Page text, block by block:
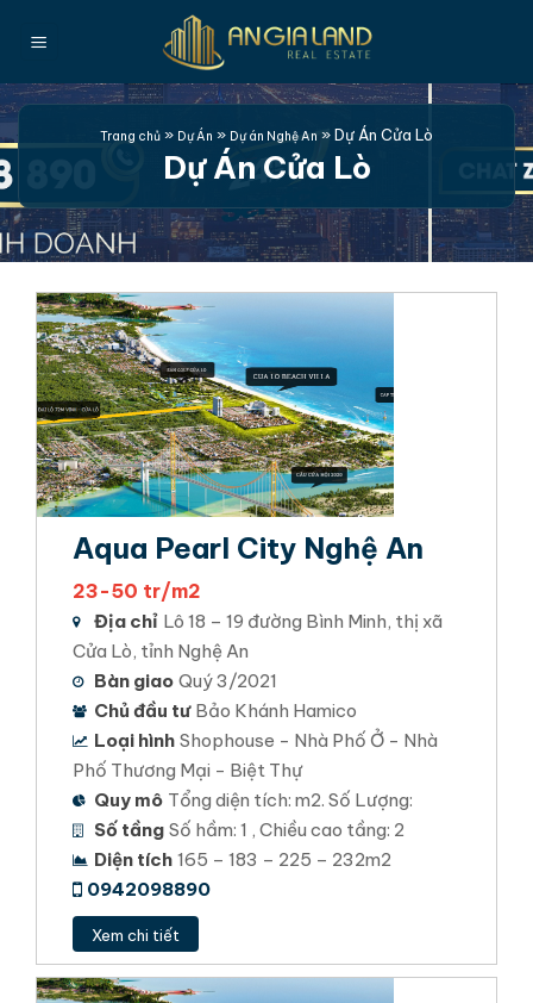
qua
dung
Trang chủ » Dự Án » Dự án Nghệ An »Dự Án Cửa Lò
Dự Án Cửa Lò
Aqua Pearl City Nghệ An
23-50 tr/m2
Địa chỉ Lô 18 – 19 đường Bình Minh, thị xã
Cửa Lò, tỉnh Nghệ An
Bàn giao Quý 3/2021
Chủ đầu tư Bảo Khánh Hamico
Loại hình Shophouse - Nhà Phố Ở - Nhà
Phố Thương Mại - Biệt Thự
Quy mô Tổng diện tích: m2. Số Lượng:
Số tầng Số hầm: 1 , Chiều cao tầng: 2
Diện tích 165 – 183 – 225 – 232m2
0942098890
Xem chi tiết